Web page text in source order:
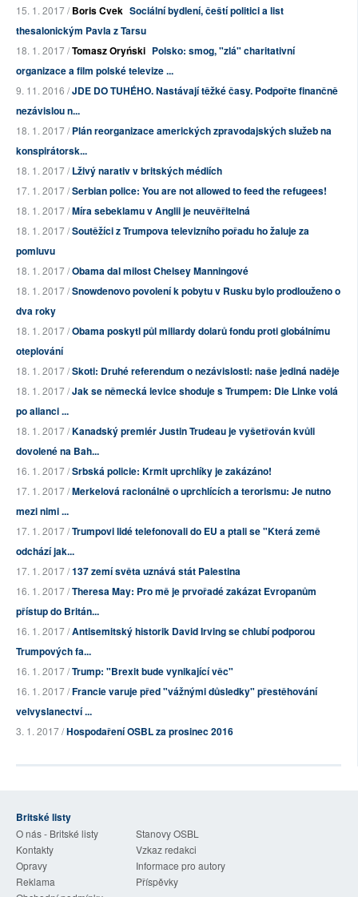
15. 1. 2017 /Boris Cvek Sociální bydlení, čeští politici a list
thesalonickým Pavla z Tarsu
18. 1. 2017 /Tomasz Oryński Polsko: smog, "zlá" charitativní
organizace a film polské televize ...
9. 11. 2016 /JDE DO TUHÉHO. Nastávají těžké časy. Podpořte finančně
nezávislou n...
18. 1. 2017 /Plán reorganizace amerických zpravodajských služeb na
konspirátorsk...
18. 1. 2017 /Lživý narativ v britských médiích
17. 1. 2017 /Serbian police: You are not allowed to feed the refugees!
18. 1. 2017 /Míra sebeklamu v Anglii je neuvěřitelná
18. 1. 2017 /Soutěžíci z Trumpova televizního pořadu ho žaluje za
pomluvu
18. 1. 2017 /Obama dal milost Chelsey Manningové
18. 1. 2017 /Snowdenovo povolení k pobytu v Rusku bylo prodlouženo o
dva roky
18. 1. 2017 /Obama poskytl půl miliardy dolarů fondu proti globálnímu
oteplování
18. 1. 2017 /Skoti: Druhé referendum o nezávislosti: naše jediná naděje
18. 1. 2017 /Jak se německá levice shoduje s Trumpem: Die Linke volá
po alianci ...
18. 1. 2017 /Kanadský premiér Justin Trudeau je vyšetřován kvůli
dovolené na Bah...
16. 1. 2017 /Srbská policie: Krmit uprchlíky je zakázáno!
17. 1. 2017 /Merkelová racionálně o uprchlících a terorismu: Je nutno
mezi nimi ...
17. 1. 2017 /Trumpovi lidé telefonovali do EU a ptali se "Která země
odchází jak...
17. 1. 2017 /137 zemí světa uznává stát Palestina
16. 1. 2017 /Theresa May: Pro mě je prvořadé zakázat Evropanům
přístup do Britán...
16. 1. 2017 /Antisemitský historik David Irving se chlubí podporou
Trumpových fa...
16. 1. 2017 /Trump: "Brexit bude vynikající věc"
16. 1. 2017 /Francie varuje před "vážnými důsledky" přestěhování
velvyslanectví ...
3. 1. 2017 /Hospodaření OSBL za prosinec 2016
Britské listy
O nás - Britské listy
Stanovy OSBL
Kontakty
Vzkaz redakci
Opravy
Informace pro autory
Reklama
Příspěvky